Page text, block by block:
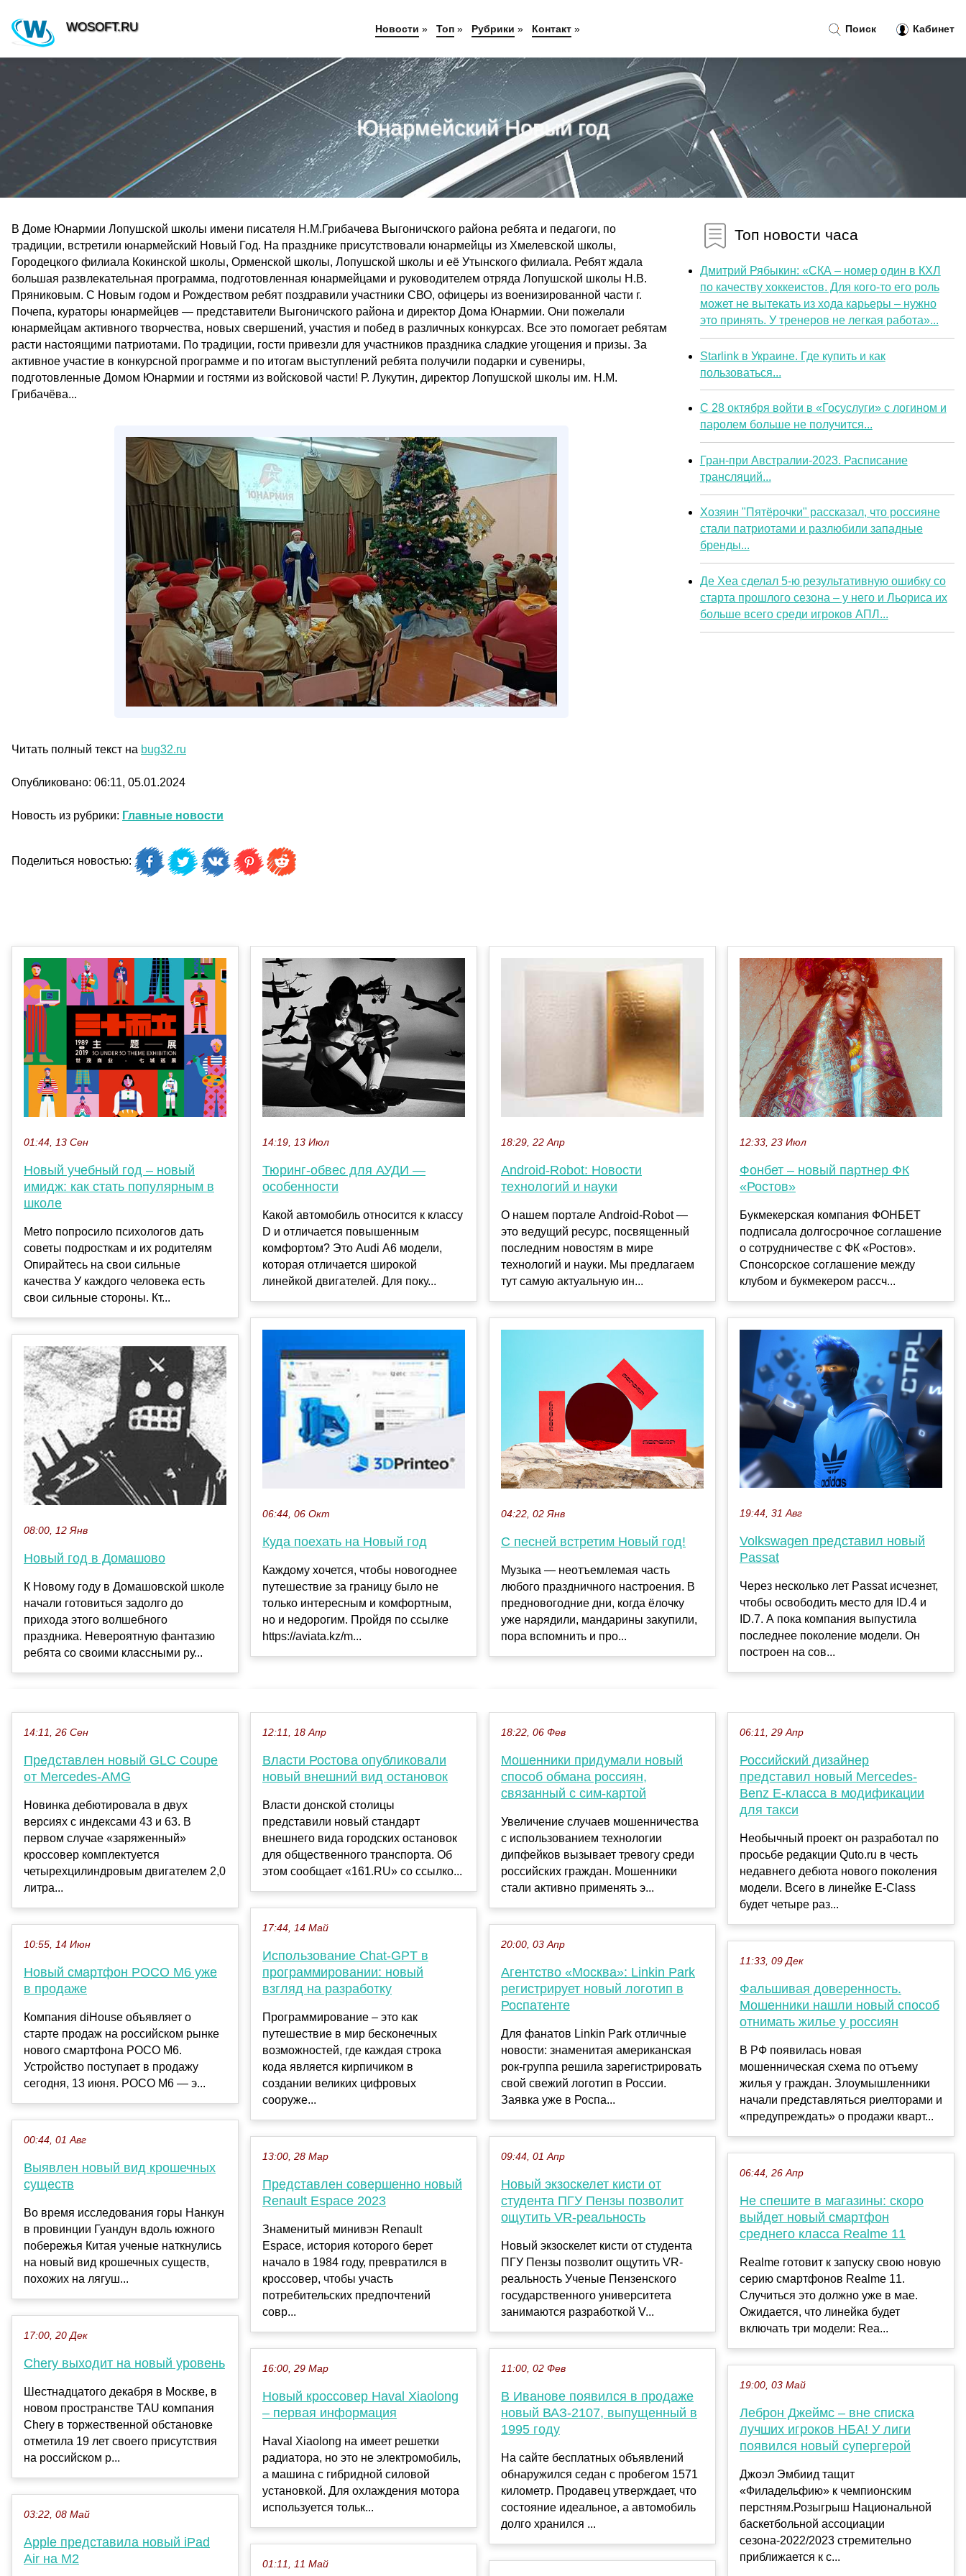
Юнармейский Новый год
В Доме Юнармии Лопушской школы имени писателя Н.М.Грибачева Выгоничского района ребята и педагоги, по
традиции, встретили юнармейский Новый Год. На празднике присутствовали юнармейцы из Хмелевской школы,
Городецкого филиала Кокинской школы, Орменской школы, Лопушской школы и её Утынского филиала. Ребят ждала
большая развлекательная программа, подготовленная юнармейцами и руководителем отряда Лопушской школы Н.В.
Пряниковым. С Новым годом и Рождеством ребят поздравили участники СВО, офицеры из военизированной части г.
Почепа, кураторы юнармейцев — представители Выгоничского района и директор Дома Юнармии. Они пожелали
юнармейцам активного творчества, новых свершений, участия и побед в различных конкурсах. Все это помогает ребятам
расти настоящими патриотами. По традиции, гости привезли для участников праздника сладкие угощения и призы. За
активное участие в конкурсной программе и по итогам выступлений ребята получили подарки и сувениры,
подготовленные Домом Юнармии и гостями из войсковой части! Р. Лукутин, директор Лопушской школы им. Н.М.
Грибачёва...
Читать полный текст на bug32.ru
Опубликовано: 06:11, 05.01.2024
Новость из рубрики: Главные новости
Поделиться новостью:
Топ новости часа
Дмитрий Рябыкин: «СКА – номер один в КХЛ
по качеству хоккеистов. Для кого-то его роль
может не вытекать из хода карьеры – нужно
это принять. У тренеров не легкая работа»...
Starlink в Украине. Где купить и как
пользоваться...
С 28 октября войти в «Госуслуги» с логином и
паролем больше не получится...
Гран-при Австралии-2023. Расписание
трансляций...
Хозяин "Пятёрочки" рассказал, что россияне
стали патриотами и разлюбили западные
бренды...
Де Хеа сделал 5-ю результативную ошибку со
старта прошлого сезона – у него и Льориса их
больше всего среди игроков АПЛ...
01:44, 13 Сен
Новый учебный год – новый
имидж: как стать популярным в
школе
Metro попросило психологов дать
советы подросткам и их родителям
Опирайтесь на свои сильные
качества У каждого человека есть
свои сильные стороны. Кт...
08:00, 12 Янв
Новый год в Домашово
К Новому году в Домашовской школе
начали готовиться задолго до
прихода этого волшебного
праздника. Невероятную фантазию
ребята со своими классными ру...
14:19, 13 Июл
Тюринг-обвес для АУДИ —
особенности
Какой автомобиль относится к классу
D и отличается повышенным
комфортом? Это Audi А6 модели,
которая отличается широкой
линейкой двигателей. Для поку...
06:44, 06 Окт
Куда поехать на Новый год
Каждому хочется, чтобы новогоднее
путешествие за границу было не
только интересным и комфортным,
но и недорогим. Пройдя по ссылке
https://aviata.kz/m...
18:29, 22 Апр
Android-Robot: Новости
технологий и науки
О нашем портале Android-Robot —
это ведущий ресурс, посвященный
последним новостям в мире
технологий и науки. Мы предлагаем
тут самую актуальную ин...
04:22, 02 Янв
С песней встретим Новый год!
Музыка — неотъемлемая часть
любого праздничного настроения. В
предновогодние дни, когда ёлочку
уже нарядили, мандарины закупили,
пора вспомнить и про...
12:33, 23 Июл
Фонбет – новый партнер ФК
«Ростов»
Букмекерская компания ФОНБЕТ
подписала долгосрочное соглашение
о сотрудничестве с ФК «Ростов».
Спонсорское соглашение между
клубом и букмекером рассч...
19:44, 31 Авг
Volkswagen представил новый
Passat
Через несколько лет Passat исчезнет,
чтобы освободить место для ID.4 и
ID.7. А пока компания выпустила
последнее поколение модели. Он
построен на сов...
14:11, 26 Сен
Представлен новый GLC Coupe
от Mercedes-AMG
Новинка дебютировала в двух
версиях с индексами 43 и 63. В
первом случае «заряженный»
кроссовер комплектуется
четырехцилиндровым двигателем 2,0
литра...
10:55, 14 Июн
Новый смартфон POCO M6 уже
в продаже
Компания diHouse объявляет о
старте продаж на российском рынке
нового смартфона POCO M6.
Устройство поступает в продажу
сегодня, 13 июня. POCO M6 — э...
00:44, 01 Авг
Выявлен новый вид крошечных
существ
Во время исследования горы Нанкун
в провинции Гуандун вдоль южного
побережья Китая ученые наткнулись
на новый вид крошечных существ,
похожих на лягуш...
17:00, 20 Дек
Chery выходит на новый уровень
Шестнадцатого декабря в Москве, в
новом пространстве TAU компания
Chery в торжественной обстановке
отметила 19 лет своего присутствия
на российском р...
03:22, 08 Май
Apple представила новый iPad
Air на M2
12:11, 18 Апр
Власти Ростова опубликовали
новый внешний вид остановок
Власти донской столицы
представили новый стандарт
внешнего вида городских остановок
для общественного транспорта. Об
этом сообщает «161.RU» со ссылко...
17:44, 14 Май
Использование Chat-GPT в
программировании: новый
взгляд на разработку
Программирование – это как
путешествие в мир бесконечных
возможностей, где каждая строка
кода является кирпичиком в
создании великих цифровых
сооруже...
13:00, 28 Мар
Представлен совершенно новый
Renault Espace 2023
Знаменитый минивэн Renault
Espace, история которого берет
начало в 1984 году, превратился в
кроссовер, чтобы участь
потребительских предпочтений
совр...
16:00, 29 Мар
Новый кроссовер Haval Xiaolong
– первая информация
Haval Xiaolong на имеет решетки
радиатора, но это не электромобиль,
а машина с гибридной силовой
установкой. Для охлаждения мотора
используется тольк...
01:11, 11 Май
18:22, 06 Фев
Мошенники придумали новый
способ обмана россиян,
связанный с сим-картой
Увеличение случаев мошенничества
с использованием технологии
дипфейков вызывает тревогу среди
российских граждан. Мошенники
стали активно применять э...
20:00, 03 Апр
Агентство «Москва»: Linkin Park
регистрирует новый логотип в
Роспатенте
Для фанатов Linkin Park отличные
новости: знаменитая американская
рок-группа решила зарегистрировать
свой свежий логотип в России.
Заявка уже в Роспа...
09:44, 01 Апр
Новый экзоскелет кисти от
студента ПГУ Пензы позволит
ощутить VR-реальность
Новый экзоскелет кисти от студента
ПГУ Пензы позволит ощутить VR-
реальность Ученые Пензенского
государственного университета
занимаются разработкой V...
11:00, 02 Фев
В Иванове появился в продаже
новый ВАЗ-2107, выпущенный в
1995 году
На сайте бесплатных объявлений
обнаружился седан с пробегом 1571
километр. Продавец утверждает, что
состояние идеальное, а автомобиль
долго хранился ...
06:11, 29 Апр
Российский дизайнер
представил новый Mercedes-
Benz E-класса в модификации
для такси
Необычный проект он разработал по
просьбе редакции Quto.ru в честь
недавнего дебюта нового поколения
модели. Всего в линейке E-Class
будет четыре раз...
11:33, 09 Дек
Фальшивая доверенность.
Мошенники нашли новый способ
отнимать жилье у россиян
В РФ появилась новая
мошенническая схема по отъему
жилья у граждан. Злоумышленники
начали представляться риелторами и
«предупреждать» о продажи кварт...
06:44, 26 Апр
Не спешите в магазины: скоро
выйдет новый смартфон
среднего класса Realme 11
Realme готовит к запуску свою новую
серию смартфонов Realme 11.
Случиться это должно уже в мае.
Ожидается, что линейка будет
включать три модели: Rea...
19:00, 03 Май
Леброн Джеймс – вне списка
лучших игроков НБА! У лиги
появился новый супергерой
Джоэл Эмбиид тащит
«Филадельфию» к чемпионским
перстням.Розыгрыш Национальной
баскетбольной ассоциации
сезона-2022/2023 стремительно
приближается к с...
Поиск Кабинет
WOSOFT.RU Новости » Топ» Рубрики » Контакт»